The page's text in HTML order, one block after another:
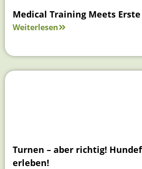
Medical Training Meets
Weiterlesen
Turnen – aber richtig!
erleben!